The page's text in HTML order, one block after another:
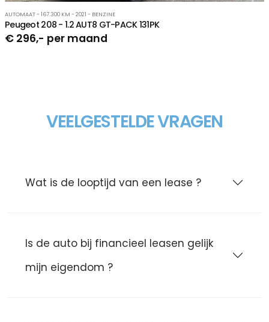
AUTOMAAT - 167.300 KM - 2021 - BENZINE
Peugeot 208 - 1.2 AUT8 GT-PACK 131PK
€ 296,- per maand
VEELGESTELDE VRAGEN
Wat is de looptijd van een lease ?
Is de auto bij financieel leasen gelijk
mijn eigendom ?